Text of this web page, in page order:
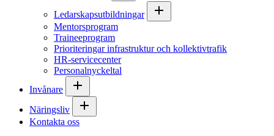
Ledarskapsutbildningar
Mentorsprogram
Traineeprogram
Prioriteringar infrastruktur och kollektivtrafik
HR-servicecenter
Personalnyckeltal
Invånare
Näringsliv
Kontakta oss